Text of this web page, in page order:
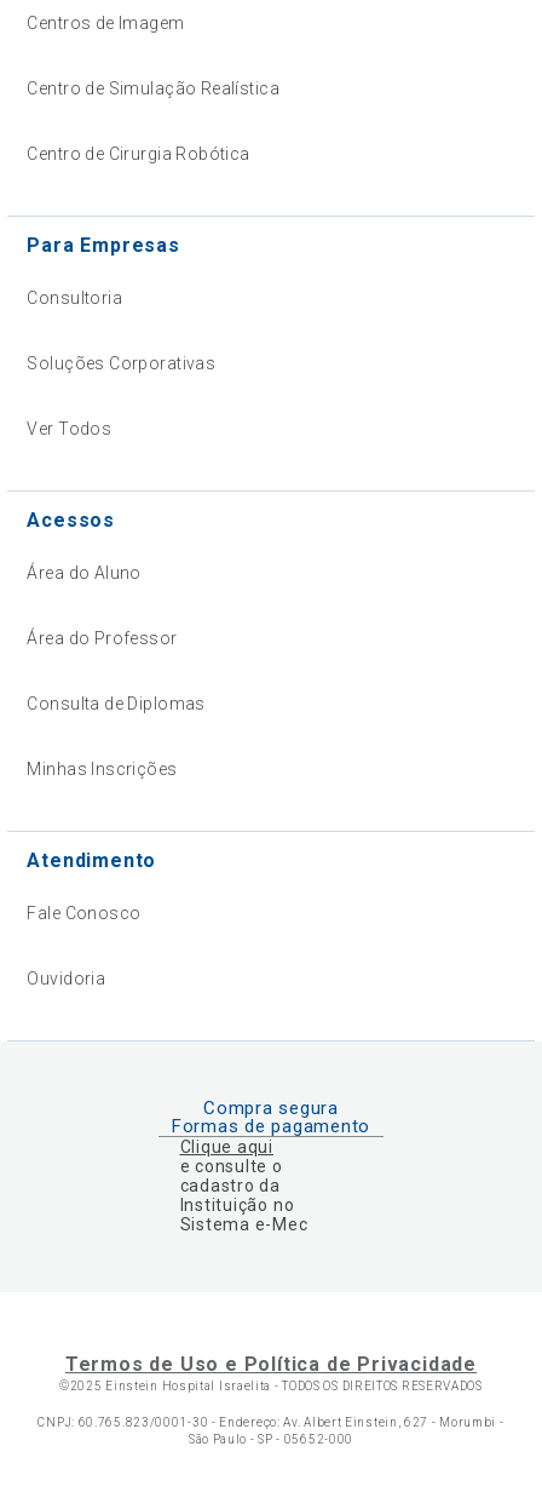
Centros de Imagem
Centro de Simulação Realística
Centro de Cirurgia Robótica
Para Empresas
Consultoria
Soluções Corporativas
Ver Todos
Acessos
Área do Aluno
Área do Professor
Consulta de Diplomas
Minhas Inscrições
Atendimento
Fale Conosco
Ouvidoria
Compra segura
Formas de pagamento
Clique aqui
e consulte o
cadastro da
Instituição no
Sistema e-Mec
Termos de Uso e Política de Privacidade
©2025 Einstein Hospital Israelita -TODOS OS DIREITOS RESERVADOS
CNPJ: 60.765.823/0001-30 - Endereço: Av. Albert Einstein, 627 - Morumbi -
São Paulo - SP - 05652-000